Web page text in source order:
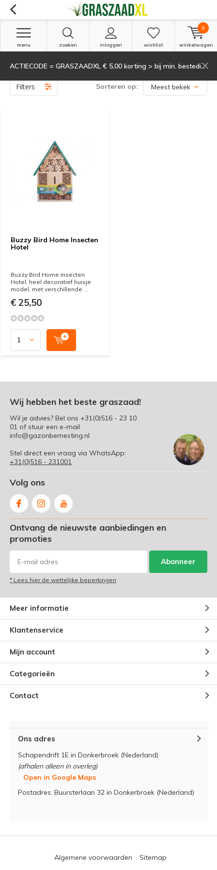
zoeken inloggen
menu wishlist winkelwagen
0
ACTIECODE = GRASZAADXL € 5,00 korting > bij min. besteding van 135,-
Producten getagd met verandering (1)
Filters Sorteren op:
Buzzy Bird Home Insecten
Hotel
Buzzy Bird Home Insecten
Hotel, heel decoratief huisje
model, met verschillende ...
€ 25,50
Wij hebben het beste graszaad!
Wil je advies? Bel ons +31(0)516 - 23 10
01 of stuur een e-mail
info@gazonbemesting.nl
Stel direct een vraag via WhatsApp:
+31(0)516 - 231001
Volg ons
Ontvang de nieuwste aanbiedingen en
promoties
Abonneer
* Lees hier de wettelijke beperkingen
Meer informatie
Klantenservice
Mijn account
Categorieën
Contact
Ons adres
Schapendrift 1E in Donkerbroek (Nederland)
(afhalen alleen in overleg)
Open in Google Maps
Postadres: Buursterlaan 32 in Donkerbroek (Nederland)
Algemene voorwaarden Sitemap